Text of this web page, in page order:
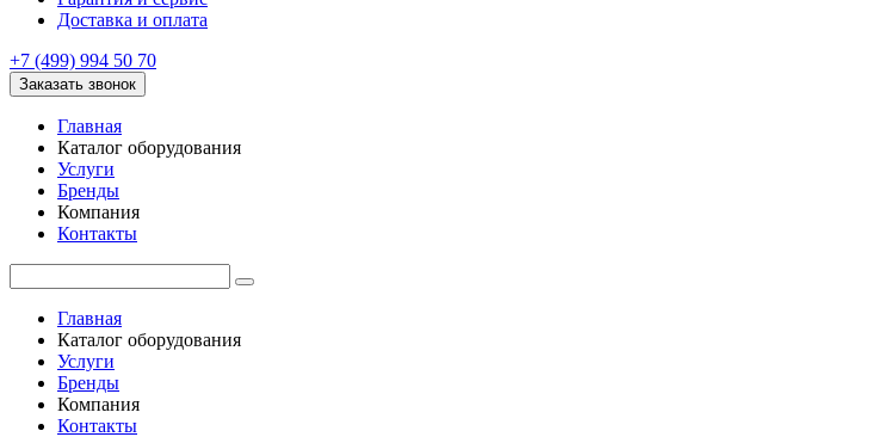
Доставка и оплата
+7 (499) 994 50 70
Заказать звонок
Главная
Каталог оборудования
Услуги
Бренды
Компания
Контакты
Главная
Каталог оборудования
Услуги
Бренды
Компания
Контакты